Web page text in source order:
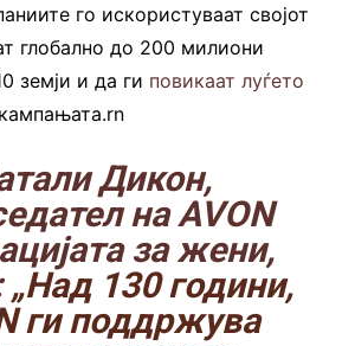
го искористуваат својот
глобално до 200 милиони
земји и да ги повикаат луѓето
кампањата.rn
Дикон,
на AVON
за жени,
„Над 130 години,
ги поддржува